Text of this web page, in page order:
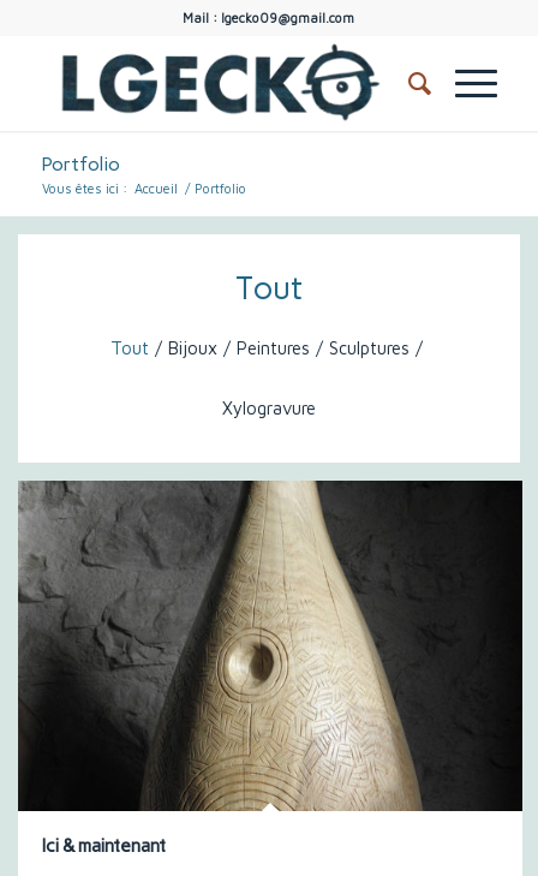
Mail : lgecko09@gmail.com
Portfolio
Vous êtes ici : Accueil / Portfolio
Tout
Tout / Bijoux / Peintures / Sculptures /
Xylogravure
Ici & maintenant